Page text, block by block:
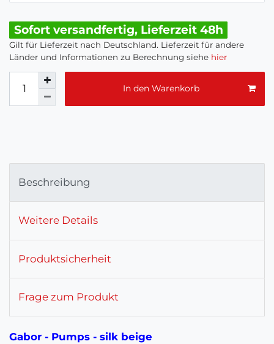
Sofort versandfertig, Lieferzeit 48h
Gilt für Lieferzeit nach Deutschland. Lieferzeit für andere
Länder und Informationen zu Berechnung siehe hier
In den Warenkorb
Beschreibung
Weitere Details
Produktsicherheit
Frage zum Produkt
Gabor - Pumps - silk beige